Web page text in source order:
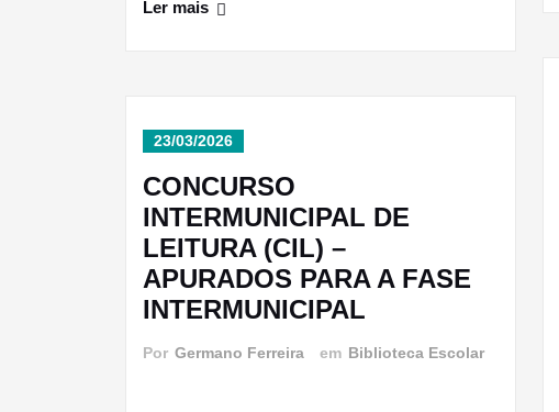
Ler mais
23/03/2026
CONCURSO
INTERMUNICIPAL DE
LEITURA (CIL) –
APURADOS PARA A FASE
INTERMUNICIPAL
Por Germano Ferreira em Biblioteca Escolar